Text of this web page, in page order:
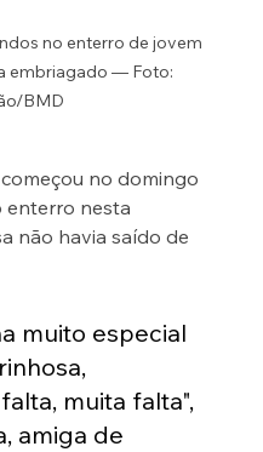
no enterro de jovem
embriagado — Foto:
BMD
no domingo
enterro nesta
não havia saído de
muito especial
muita falta",
amiga de